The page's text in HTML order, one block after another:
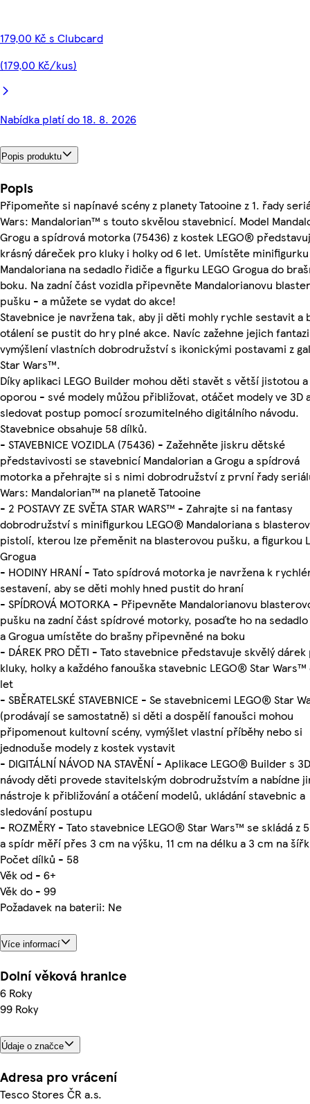
179,00 Kč s Clubcard
(179,00 Kč/kus)
Nabídka platí do 18. 8. 2026
Popis produktu
Popis
Připomeňte si napínavé scény z planety Tatooine z 1. řady
Wars: Mandalorian™ s touto skvělou stavebnicí. Model
Grogu a spídrová motorka (75436) z kostek LEGO®
krásný dáreček pro kluky i holky od 6 let. Umístěte minifigurku
Mandaloriana na sedadlo řidiče a figurku LEGO Grogua do
boku. Na zadní část vozidla připevněte Mandalorianovu
pušku -⁠⁠⁠⁠⁠⁠ a můžete se vydat do akce!
Stavebnice je navržena tak, aby ji děti mohly rychle sestavit a
otálení se pustit do hry plné akce. Navíc zažehne jejich
vymýšlení vlastních dobrodružství s ikonickými postavami z
Star Wars™.
Díky aplikaci LEGO Builder mohou děti stavět s větší jistotou a
oporou - své modely můžou přibližovat, otáčet modely ve 3D
sledovat postup pomocí srozumitelného digitálního návodu.
Stavebnice obsahuje 58 dílků.
- STAVEBNICE VOZIDLA (75436) - Zažehněte jiskru dětské
představivosti se stavebnicí Mandalorian a Grogu a spídrová
motorka a přehrajte si s nimi dobrodružství z první řady
Wars: Mandalorian™ na planetě Tatooine
- 2 POSTAVY ZE SVĚTA STAR WARS™ - Zahrajte si na fantasy
dobrodružství s minifigurkou LEGO® Mandaloriana s
pistolí, kterou lze přeměnit na blasterovou pušku, a figurkou
Grogua
- HODINY HRANÍ - Tato spídrová motorka je navržena k
sestavení, aby se děti mohly hned pustit do hraní
- SPÍDROVÁ MOTORKA - Připevněte Mandalorianovu
pušku na zadní část spídrové motorky, posaďte ho na
a Grogua umístěte do brašny připevněné na boku
- DÁREK PRO DĚTI - Tato stavebnice představuje skvělý
kluky, holky a každého fanouška stavebnic LEGO® Star Wars™
let
- SBĚRATELSKÉ STAVEBNICE - Se stavebnicemi LEGO® Star
(prodávají se samostatně) si děti a dospělí fanoušci mohou
připomenout kultovní scény, vymýšlet vlastní příběhy nebo si
jednoduše modely z kostek vystavit
- DIGITÁLNÍ NÁVOD NA STAVĚNÍ - Aplikace LEGO® Builder s 3D
návody děti provede stavitelským dobrodružstvím a nabídne
nástroje k přibližování a otáčení modelů, ukládání stavebnic a
sledování postupu
- ROZMĚRY - Tato stavebnice LEGO® Star Wars™ se skládá z
a spídr měří přes 3 cm na výšku, 11 cm na délku a 3 cm na
Počet dílků - 58
Věk od - 6+
Věk do - 99
Požadavek na baterii: Ne
Více informací
Dolní věková hranice
6 Roky
99 Roky
Údaje o značce
Adresa pro vrácení
Tesco Stores ČR a.s.